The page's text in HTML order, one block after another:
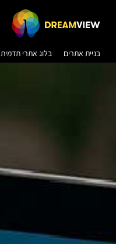
בניית אתרים בלוג אתרי תדמית